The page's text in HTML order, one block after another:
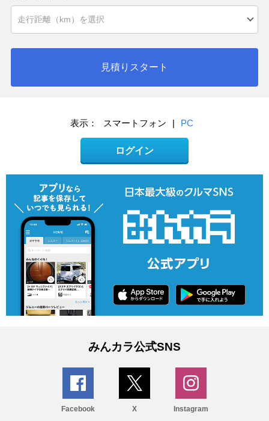
見積りスタート
表示： スマートフォン | PC
ログイン
みんカラ公式SNS
Facebook X Instagram